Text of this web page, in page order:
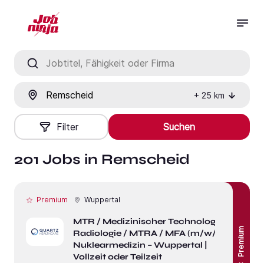
+ 25 km
Filter Suchen
201 Jobs in Remscheid
Premium Wuppertal
MTR / Medizinischer Technologe für
Radiologie / MTRA / MFA (m/w/d)
Nuklearmedizin – Wuppertal |
Vollzeit oder Teilzeit
Premium